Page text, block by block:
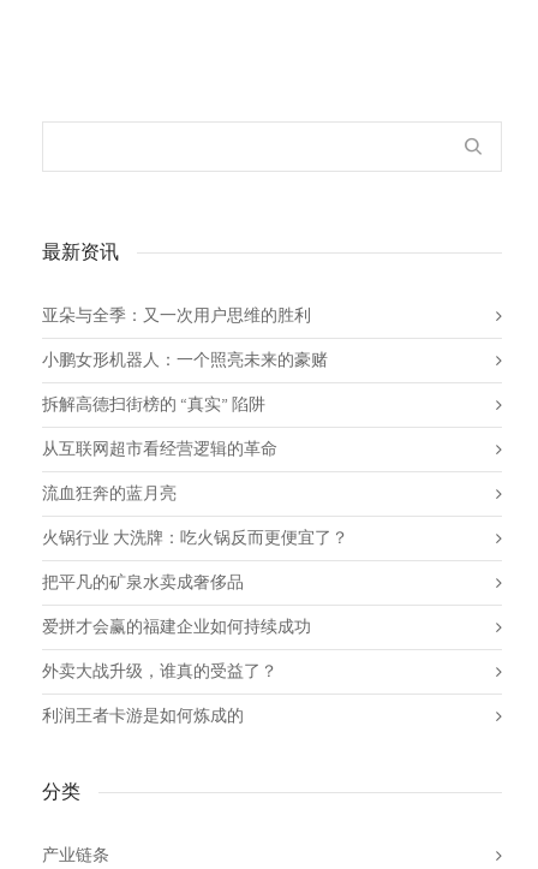
最新资讯
亚朵与全季：又一次用户思维的胜利
小鹏女形机器人：一个照亮未来的豪赌
拆解高德扫街榜的 “真实” 陷阱
从互联网超市看经营逻辑的革命
流血狂奔的蓝月亮
火锅行业 大洗牌：吃火锅反而更便宜了？
把平凡的矿泉水卖成奢侈品
爱拼才会赢的福建企业如何持续成功
外卖大战升级，谁真的受益了？
利润王者卡游是如何炼成的
分类
产业链条